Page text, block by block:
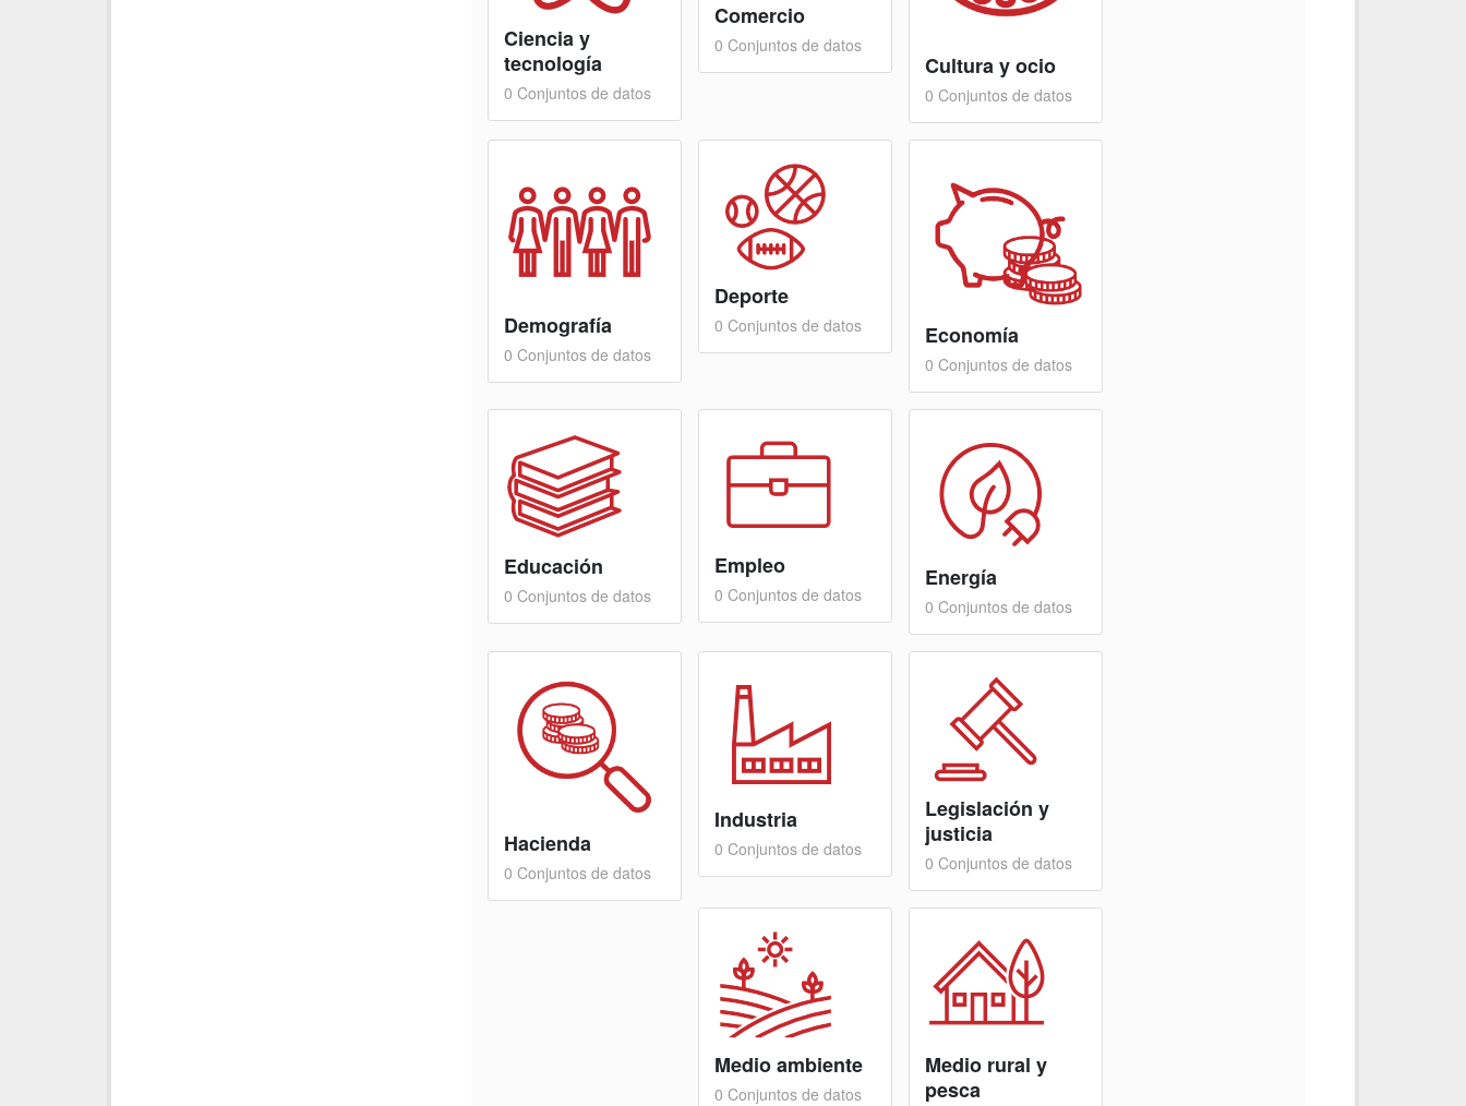
Ciencia y
tecnología
0 Conjuntos de datos
Comercio
0 Conjuntos de datos
Cultura y ocio
0 Conjuntos de datos
Demografía
0 Conjuntos de datos
Deporte
0 Conjuntos de datos Economía
0 Conjuntos de datos
Educación
0 Conjuntos de datos
Empleo
0 Conjuntos de datos
Energía
0 Conjuntos de datos
Hacienda
0 Conjuntos de datos
Industria
0 Conjuntos de datos
Legislación y
justicia
0 Conjuntos de datos
Medio ambiente
0 Conjuntos de datos
Medio rural y
pesca